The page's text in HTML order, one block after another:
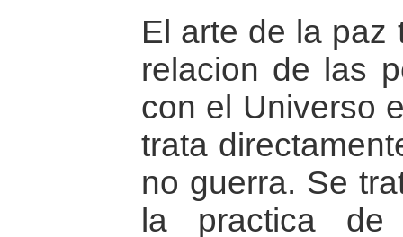
El arte de la paz
relacion de las
con el Universo
trata
no guerra. Se
la practica